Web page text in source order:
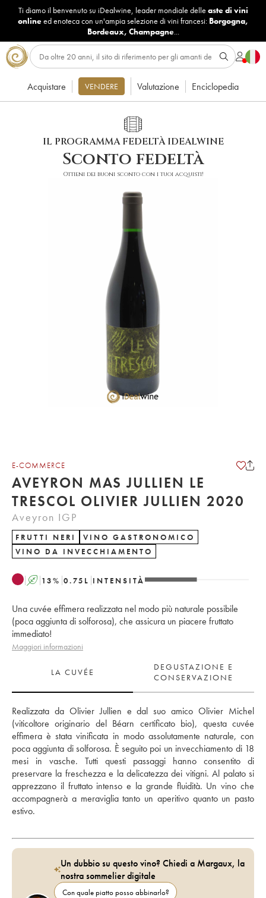
Ti diamo il benvenuto su iDealwine, leader mondiale delle aste di vini
onlineed enoteca con un'ampia selezione di vini francesi: Borgogna,
Bordeaux, Champagne...
Acquistare VENDERE Valutazione Enciclopedia
IL PROGRAMMA FEDELTÀ IDEALWINE
Sconto fedeltà
Ottieni dei buoni sconto con i tuoi acquisti!
E-COMMERCE
AVEYRON MAS JULLIEN LE
TRESCOL OLIVIER JULLIEN 2020
Aveyron IGP
FRUTTI NERI
VINO GASTRONOMICO
VINO DA INVECCHIAMENTO
A 13% 0.75 L INTENSITÀ
Una cuvée effimera realizzata nel modo più naturale possibile
(poca aggiunta di solforosa), che assicura un piacere fruttato
immediato!
Maggiori informazioni
LA CUVÉE
DEGUSTAZIONE E
CONSERVAZIONE
Realizzata da Olivier Jullien e dal suo amico Olivier Michel
(viticoltore originario del Béarn certificato bio), questa cuvée
effimera è stata vinificata in modo assolutamente naturale, con
poca aggiunta di solforosa. È seguito poi un invecchiamento di 18
mesi in vasche. Tutti questi passaggi hanno consentito di
preservare la freschezza e la delicatezza dei vitigni. Al palato si
apprezzano il fruttato intenso e la grande fluidità. Un vino che
accompagnerà a meraviglia tanto un aperitivo quanto un pasto
estivo.
Un dubbio su questo vino? Chiedi a Margaux, la
nostra sommelier digitale
Con quale piatto posso abbinarlo?